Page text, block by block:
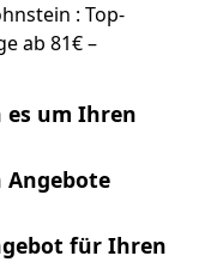
: Top-
ab 81€ –
um Ihren
Angebote
für Ihren